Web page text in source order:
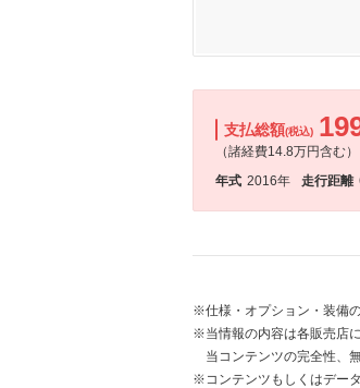
支払総額(税込)
（諸経費14.8万円含む）
年式 2016年 走行距離
※仕様・オプション・装備
※当情報の内容は各販売店
当コンテンツの完全性、
※コンテンツもしくはデー